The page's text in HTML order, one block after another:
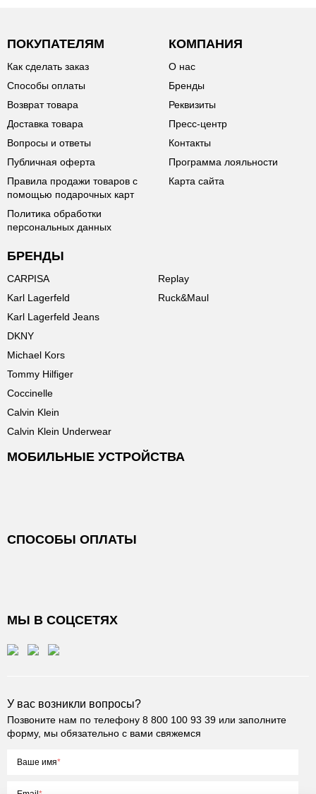
ПОКУПАТЕЛЯМ
Как сделать заказ
Способы оплаты
Возврат товара
Доставка товара
Вопросы и ответы
Публичная оферта
Правила продажи товаров с
помощью подарочных карт
Политика обработки
персональных данных
КОМПАНИЯ
О нас
Бренды
Реквизиты
Пресс-центр
Контакты
Программа лояльности
Карта сайта
БРЕНДЫ
CARPISA
Karl Lagerfeld
Karl Lagerfeld Jeans
DKNY
Michael Kors
Tommy Hilfiger
Coccinelle
Calvin Klein
Calvin Klein Underwear
Replay
Ruck&Maul
МОБИЛЬНЫЕ УСТРОЙСТВА
СПОСОБЫ ОПЛАТЫ
МЫ В СОЦСЕТЯХ
У вас возникли вопросы?
Позвоните нам по телефону 8 800 100 93 39 или заполните
форму, мы обязательно с вами свяжемся
Ваше имя